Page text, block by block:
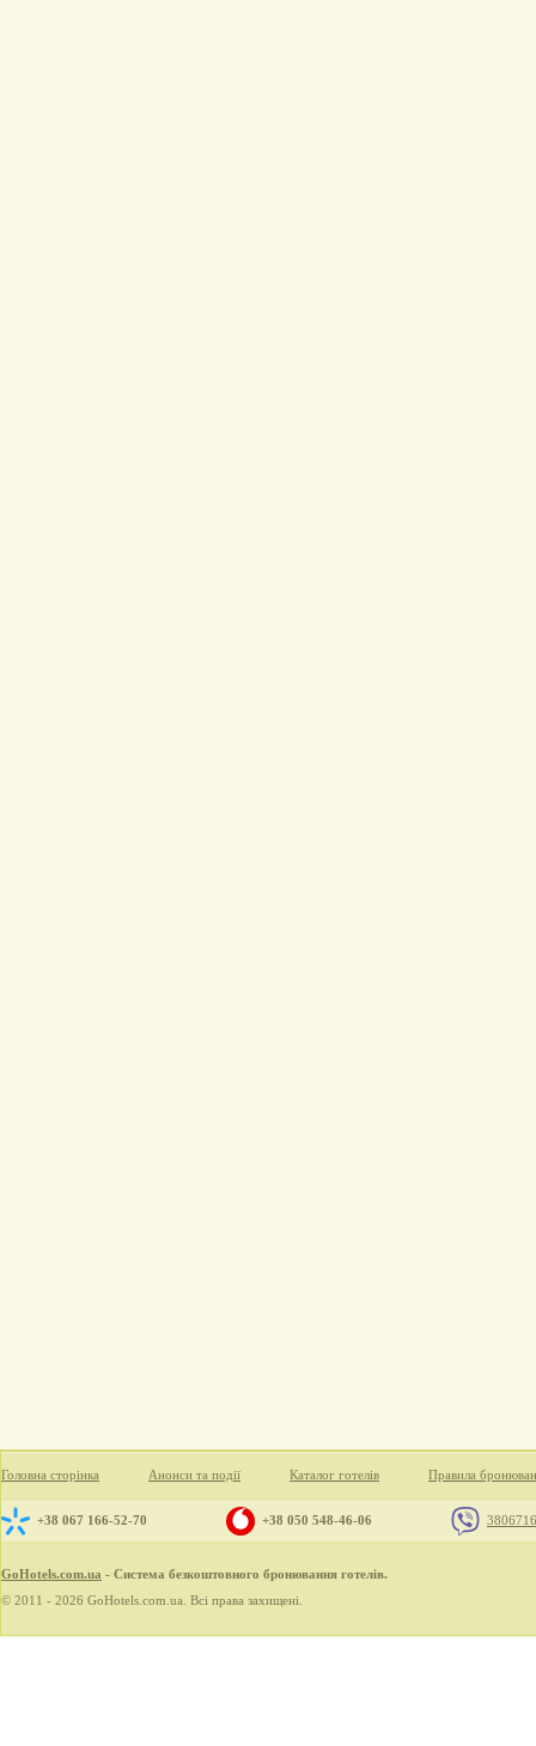
Головна сторінка Анонси та події Каталог готелів Правила
+38 067 166-52-70 +38 050 548-46-06
GoHotels.com.ua - Система безкоштовного бронювання готелів.
© 2011 - 2026 GoHotels.com.ua. Всі права захищені.